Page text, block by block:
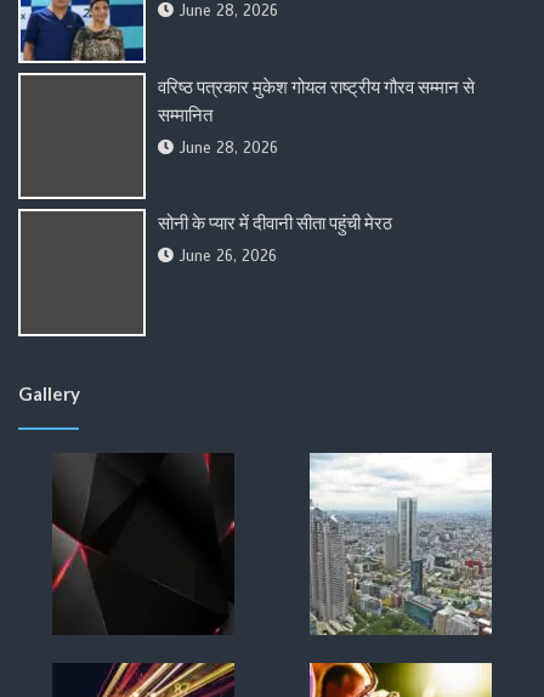
June 28, 2026
वरिष्ठ पत्रकार मुकेश गोयल राष्ट्रीय गौरव सम्मान से
सम्मानित
June 28, 2026
सोनी के प्यार में दीवानी सीता पहुंची मेरठ
June 26, 2026
Gallery